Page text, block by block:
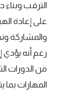
الترقب وبناء
على إعادة
والمشاركة
رغم أنه يؤدي
من الدورات
المهارات